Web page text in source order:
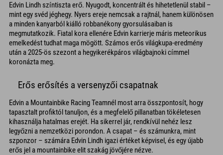
Edvin Lindh színtiszta erő. Nyugodt, koncentrált és hihetetlenül stabil –
mint egy svéd jéghegy. Nyers ereje nemcsak a rajtnál, hanem különösen
a minden kanyarból kiálló robbanékony gyorsulásaiban is
megmutatkozik. Fiatal kora ellenére Edvin karrierje máris meteorikus
emelkedést tudhat maga mögött. Számos erős világkupa-eredmény
után a 2025-ös szezont a hegyikerékpáros világbajnoki címmel
koronázta meg.
Erős erősítés a versenyzői csapatnak
Edvin a Mountainbike Racing Teamnél most arra összpontosít, hogy
tapasztalt profiktól tanuljon, és a megfelelő pillanatban tökéletesen
kihasználja hatalmas erejét. Ha sikerrel jár, rendkívül nehéz lesz
legyőzni a nemzetközi porondon. A csapat – és számunkra, mint
szponzor – számára Edvin Lindh igazi értéket képvisel, és egy újabb
erős jel a mountainbike elit szakág jövőjére nézve.